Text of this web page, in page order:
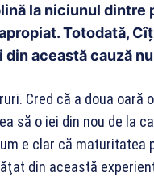
la niciunul dintre
Totodată,
din această cauză
Cred că a doua oară
să o iei din nou de la
e clar că maturitatea
din această